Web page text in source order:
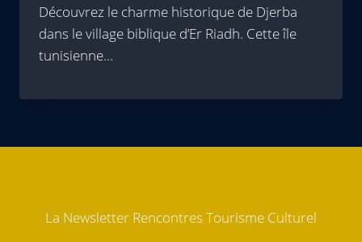
Découvrez le charme historique de Djerba
dans le village biblique d’Er Riadh. Cette île
tunisienne…
La Newsletter Rencontres Tourisme Culturel